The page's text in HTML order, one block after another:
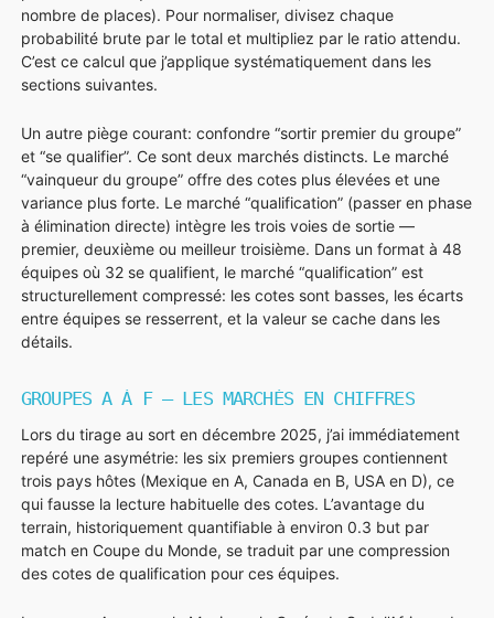
nombre de places). Pour normaliser, divisez chaque
probabilité brute par le total et multipliez par le ratio attendu.
C’est ce calcul que j’applique systématiquement dans les
sections suivantes.
Un autre piège courant: confondre “sortir premier du groupe”
et “se qualifier”. Ce sont deux marchés distincts. Le marché
“vainqueur du groupe” offre des cotes plus élevées et une
variance plus forte. Le marché “qualification” (passer en phase
à élimination directe) intègre les trois voies de sortie —
premier, deuxième ou meilleur troisième. Dans un format à 48
équipes où 32 se qualifient, le marché “qualification” est
structurellement compressé: les cotes sont basses, les écarts
entre équipes se resserrent, et la valeur se cache dans les
détails.
GROUPES A À F — LES MARCHÉS EN CHIFFRES
Lors du tirage au sort en décembre 2025, j’ai immédiatement
repéré une asymétrie: les six premiers groupes contiennent
trois pays hôtes (Mexique en A, Canada en B, USA en D), ce
qui fausse la lecture habituelle des cotes. L’avantage du
terrain, historiquement quantifiable à environ 0.3 but par
match en Coupe du Monde, se traduit par une compression
des cotes de qualification pour ces équipes.